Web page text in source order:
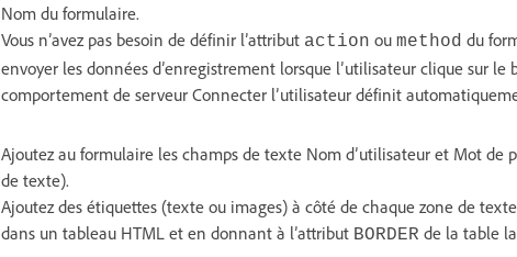
Nom du formulaire.
Vous n’avez pas besoin de définir l’attribut action ou method du
envoyer les données d’enregistrement lorsque l’utilisateur clique sur le
comportement de serveur Connecter l’utilisateur définit
Ajoutez au formulaire les champs de texte Nom d’utilisateur et Mot de
de texte).
Ajoutez des étiquettes (texte ou images) à côté de chaque zone de
dans un tableau HTML et en donnant à l’attribut BORDER de la table